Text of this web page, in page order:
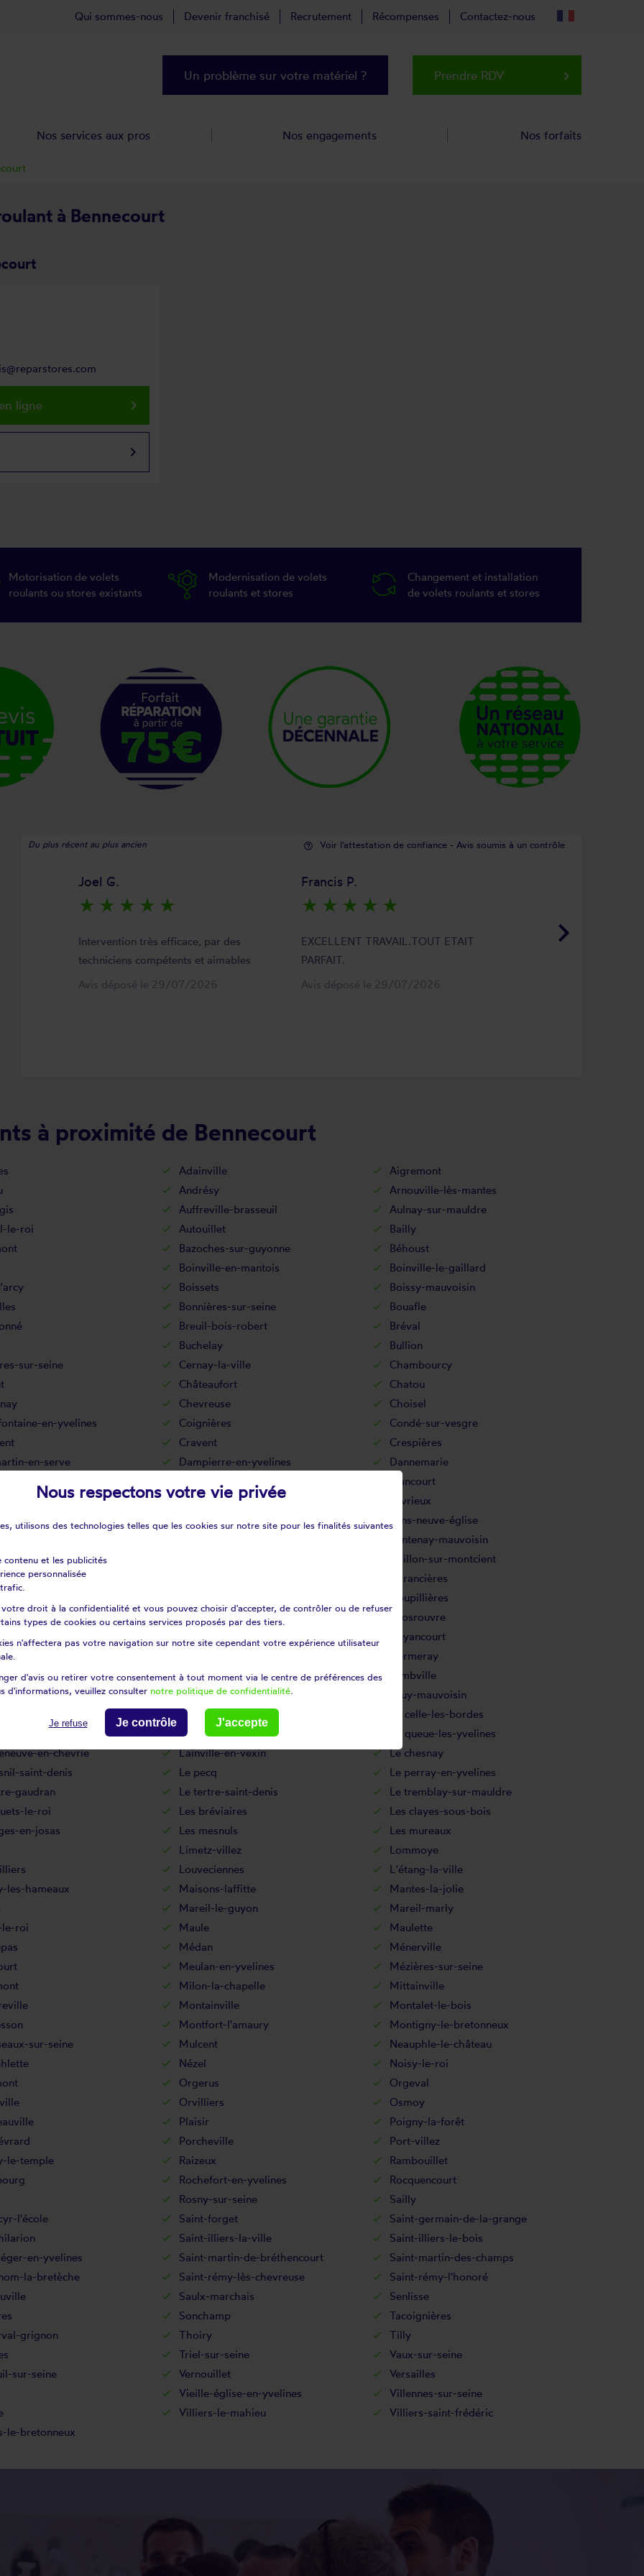
à Bennecourt
ligne keyboard_arrow_right
keyboard_arrow_right
Motorisation de volets
roulants ou stores existants
Modernisation de volets
roulants et stores
Changement et installation
de volets roulants et stores
Du plus récent au plus ancien help_outline Voir l'attestation de confiance - Avis soumis à un contrôle
keyboard_arrow_right
Joel G.
star_rate star_rate star_rate star_rate star_rate
Intervention très efficace, par des
techniciens compétents et aimables
Avis déposé le 29/07/2026
Francis P.
star_rate star_rate star_rate star_rate star_rate
EXCELLENT TRAVAIL.TOUT ETAIT
PARFAIT.
Avis déposé le 29/07/2026
à proximité de Bennecourt
Adainville
Aigremont
Andrésy
Arnouville-lès-mantes
Auffreville-brasseuil
Aulnay-sur-mauldre
le-roi Autouillet
Bailly
Bazoches-sur-guyonne
Béhoust
Boinville-en-mantois
Boinville-le-gaillard
Boissets
Boissy-mauvoisin
Bonnières-sur-seine
Bouafle
Breuil-bois-robert
Bréval
Buchelay
Bullion
sur-seine Cernay-la-ville
Chambourcy
Châteaufort
Chatou
Chevreuse
Choisel
en-yvelines Coignières
Condé-sur-vesgre
Cravent
Crespières
en-serve Dampierre-en-yvelines
Dannemarie
Élancourt
Évecquemont
Favrieux
Flexanville
Flins-neuve-église
Fontenay-mauvoisin
Gaillon-sur-montcient
Garancières
Goupillières
Grosrouvre
Guitrancourt
Guyancourt
Hermeray
Issou
Jambville
pontchartrain Jouy-en-josas
Jouy-mauvoisin
La boissière-école
La celle-les-bordes
La hauteville
La queue-les-yvelines
en-chevrie Lainville-en-vexin
Le chesnay
saint-denis Le pecq
Le perray-en-yvelines
gaudran Le tertre-saint-denis
Le tremblay-sur-mauldre
le-roi Les bréviaires
Les clayes-sous-bois
en-josas Les mesnuls
Les mureaux
Limetz-villez
Lommoye
Louveciennes
L'étang-la-ville
les-hameaux Maisons-laffitte
Mantes-la-jolie
Mareil-le-guyon
Mareil-marly
roi Maule
Maulette
Médan
Ménerville
Meulan-en-yvelines
Mézières-sur-seine
Milon-la-chapelle
Mittainville
Montainville
Montalet-le-bois
Montfort-l'amaury
Montigny-le-bretonneux
sur-seine Mulcent
Neauphle-le-château
Nézel
Noisy-le-roi
Orgerus
Orgeval
Orvilliers
Osmoy
Plaisir
Poigny-la-forêt
Porcheville
Port-villez
le-temple Raizeux
Rambouillet
Rochefort-en-yvelines
Rocquencourt
Rosny-sur-seine
Sailly
l'école Saint-forget
Saint-germain-de-la-grange
Saint-illiers-la-ville
Saint-illiers-le-bois
en-yvelines Saint-martin-de-bréthencourt
Saint-martin-des-champs
la-bretèche Saint-rémy-lès-chevreuse
Saint-rémy-l'honoré
Saulx-marchais
Senlisse
Sonchamp
Tacoignières
grignon Thoiry
Tilly
Triel-sur-seine
Vaux-sur-seine
sur-seine Vernouillet
Versailles
Vieille-église-en-yvelines
Villennes-sur-seine
Villiers-le-mahieu
Villiers-saint-frédéric
le-bretonneux
Qui sommes-nous Devenir franchisé Recrutement Récompenses Contactez-nous
Un problème sur votre matériel ? Prendre RDV keyboard_arrow_right
Nos services aux pros Nos engagements Nos forfaits
Nous respectons votre vie privée
utilisons des technologies telles que les cookies sur notre site pour les finalités suivantes
contenu et les publicités
personnalisée
votre droit à la confidentialité et vous pouvez choisir d'accepter, de contrôler ou de refuser
types de cookies ou certains services proposés par des tiers.
n'affectera pas votre navigation sur notre site cependant votre expérience utilisateur
d'avis ou retirer votre consentement à tout moment via le centre de préférences des
d'informations, veuillez consulter notre politique de confidentialité
Je refuse Je contrôle J'accepte